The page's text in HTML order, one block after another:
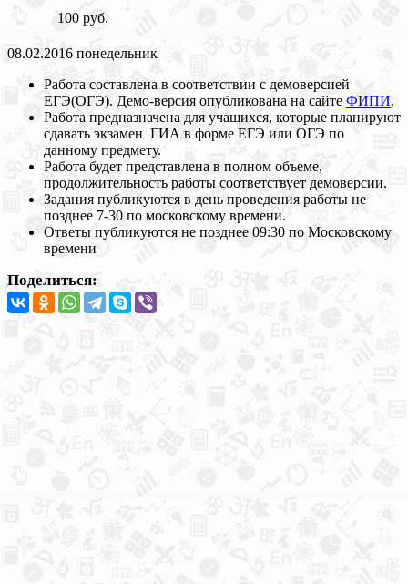
100 руб.
08.02.2016 понедельник
Работа составлена в соответствии с демоверсией
ЕГЭ(ОГЭ). Демо-версия опубликована на сайте ФИПИ.
Работа предназначена для учащихся, которые планируют
сдавать экзамен ГИА в форме ЕГЭ или ОГЭ по
данному предмету.
Работа будет представлена в полном объеме,
продолжительность работы соответствует демоверсии.
Задания публикуются в день проведения работы не
позднее 7-30 по московскому времени.
Ответы публикуются не позднее 09:30 по Московскому
времени
Поделиться: